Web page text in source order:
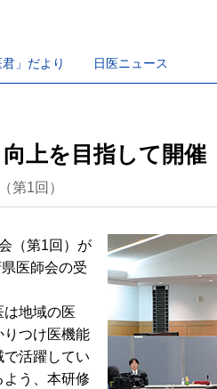
君」だより 日医ニュース
上を目指して開催
第1回）
（第1回）が
医師会の受
地域の医
りつけ医機能
活躍してい
う、本研修